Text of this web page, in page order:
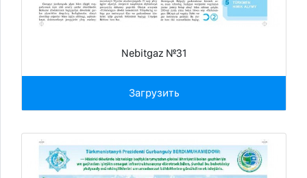
Nebitgaz №31
Загрузить